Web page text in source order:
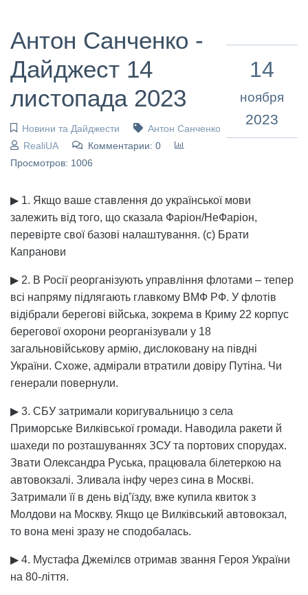
Антон Санченко -
Дайджест 14
листопада 2023
Новини та Дайджести
Антон Санченко
RealiUA
Комментарии: 0
Просмотров: 1006
14
ноября
2023
▶ 1. Якщо ваше ставлення до української мови
залежить від того, що сказала Фаріон/НеФаріон,
перевірте свої базові налаштування. (с) Брати
Капранови
▶ 2. В Росії реорганізують управління флотами – тепер
всі напряму підлягають главкому ВМФ РФ. У флотів
відібрали берегові війська, зокрема в Криму 22 корпус
берегової охорони реорганізували у 18
загальновійськову армію, дислоковану на півдні
України. Схоже, адмірали втратили довіру Путіна. Чи
генерали повернули.
▶ 3. СБУ затримали коригувальницю з села
Приморське Вилківської громади. Наводила ракети й
шахеди по розташуваннях ЗСУ та портових спорудах.
Звати Олександра Руська, працювала білетеркою на
автовокзалі. Зливала інфу через сина в Москві.
Затримали її в день від’їзду, вже купила квиток з
Молдови на Москву. Якщо це Вилківський автовокзал,
то вона мені зразу не сподобалась.
▶ 4. Мустафа Джемілєв отримав звання Героя України
на 80-ліття.